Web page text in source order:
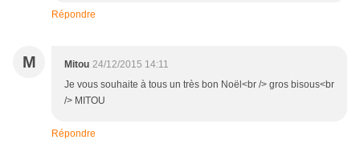
Répondre
M Mitou 24/12/2015 14:11
Je vous souhaite à tous un très bon Noël<br /> gros bisous<br
/> MITOU
Répondre